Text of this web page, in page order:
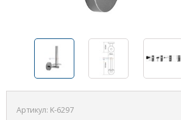
Артикул: K-6297